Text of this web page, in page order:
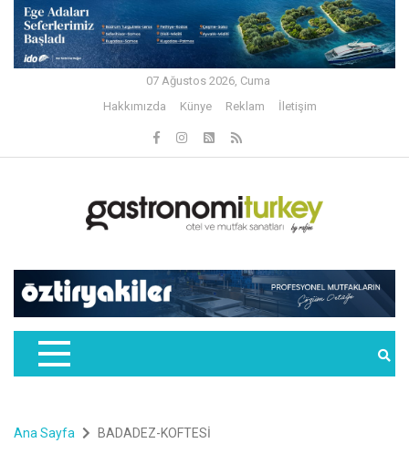
07 Ağustos 2026, Cuma
Hakkımızda
Künye Reklam İletişim
Ana Sayfa BADADEZ-KOFTESİ